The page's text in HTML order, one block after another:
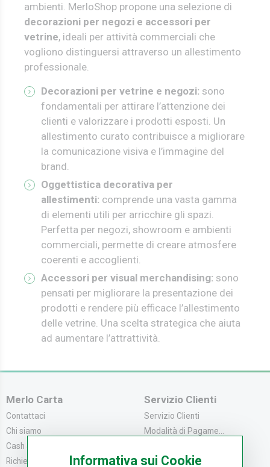
ambienti. MerloShop propone una selezione di
decorazioni per negozi e accessori per
vetrine, ideali per attività commerciali che
vogliono distinguersi attraverso un allestimento
professionale.
Decorazioni per vetrine e negozi: sono
fondamentali per attirare l’attenzione dei
clienti e valorizzare i prodotti esposti. Un
allestimento curato contribuisce a migliorare
la comunicazione visiva e l’immagine del
brand.
Oggettistica decorativa per
allestimenti: comprende una vasta gamma
di elementi utili per arricchire gli spazi.
Perfetta per negozi, showroom e ambienti
commerciali, permette di creare atmosfere
coerenti e accoglienti.
Accessori per visual merchandising: sono
pensati per migliorare la presentazione dei
prodotti e rendere più efficace l’allestimento
delle vetrine. Una scelta strategica che aiuta
ad aumentare l’attrattività.
Merlo Carta
Contattaci
Chi siamo
Cash & Carry
Richiedi catalogo
Servizio Clienti
Servizio Clienti
Modalità di Pagame...
Resi e Recessi
Informativa sui Cookie